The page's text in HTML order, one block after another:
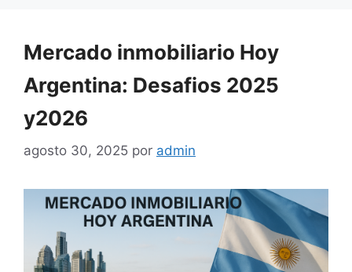
Mercado inmobiliario Hoy
Argentina: Desafios 2025
y2026
agosto 30, 2025 por admin